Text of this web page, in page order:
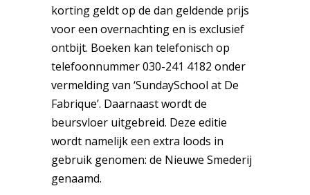
korting geldt op de dan geldende prijs
voor een overnachting en is exclusief
ontbijt. Boeken kan telefonisch op
telefoonnummer 030-241 4182 onder
vermelding van ‘SundaySchool at De
Fabrique’. Daarnaast wordt de
beursvloer uitgebreid. Deze editie
wordt namelijk een extra loods in
gebruik genomen: de Nieuwe Smederij
genaamd.